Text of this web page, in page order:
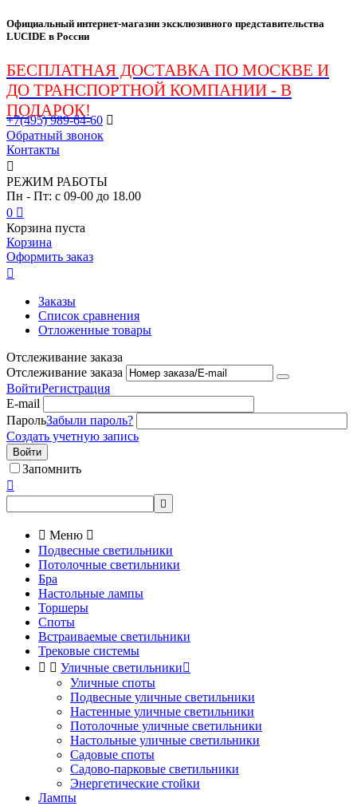
Официальный интернет-магазин эксклюзивного представительства
LUCIDE в России
БЕСПЛАТНАЯ ДОСТАВКА ПО МОСКВЕ И
ДО ТРАНСПОРТНОЙ КОМПАНИИ - В
ПОДАРОК!
+7(495)989-64-60 
Обратный звонок
Контакты

РЕЖИМ РАБОТЫ
Пн - Пт: c 09-00 до 18.00
0 
Корзина пуста
Корзина
Оформить заказ

Заказы
Список сравнения
Отложенные товары
Отслеживание заказа
Отслеживание заказа
ВойтиРегистрация
E-mail
ПарольЗабыли пароль?
Создать учетную запись
Войти
Запомнить


 Меню 
Подвесные светильники
Потолочные светильники
Бра
Настольные лампы
Торшеры
Споты
Встраиваемые светильники
Трековые системы
  Уличные светильники
Уличные споты
Подвесные уличные светильники
Настенные уличные светильники
Потолочные уличные светильники
Настольные уличные светильники
Садовые споты
Садово-парковые светильники
Энергетические стойки
Лампы